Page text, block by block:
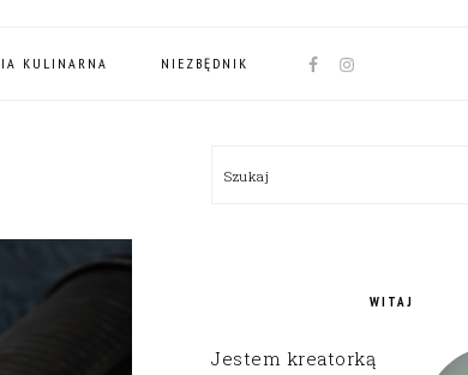
KULINARNA NIEZBĘDNIK
NAV
SIDEBAR
Szukaj
WITAJ
Jestem kreatorką